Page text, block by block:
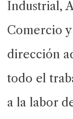
Industrial,
Comercio
dirección
todo el
a la labor